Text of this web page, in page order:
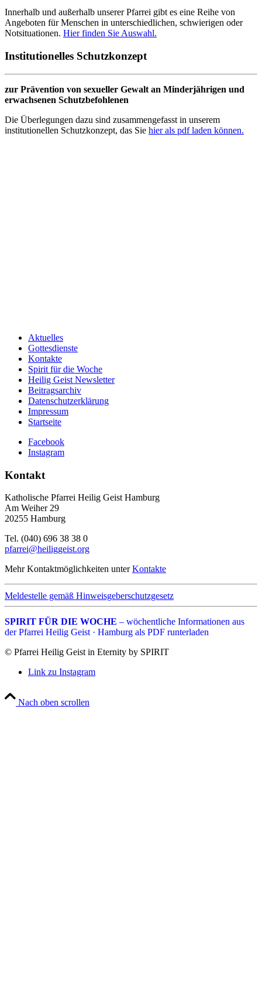
Innerhalb und außerhalb unserer Pfarrei gibt es eine Reihe von
Angeboten für Menschen in unterschiedlichen, schwierigen oder
Notsituationen. Hier finden Sie Auswahl.
Institutionelles Schutzkonzept
zur Prävention von sexueller Gewalt an Minderjährigen und
erwachsenen Schutzbefohlenen
Die Überlegungen dazu sind zusammengefasst in unserem
institutionellen Schutzkonzept, das Sie hier als pdf laden können.
Aktuelles
Gottesdienste
Kontakte
Spirit für die Woche
Heilig Geist Newsletter
Beitragsarchiv
Datenschutzerklärung
Impressum
Startseite
Facebook
Instagram
Kontakt
Katholische Pfarrei Heilig Geist Hamburg
Am Weiher 29
20255 Hamburg
Tel. (040) 696 38 38 0
pfarrei@heiliggeist.org
Mehr Kontaktmöglichkeiten unterKontakte
Meldestelle gemäß Hinweisgeberschutzgesetz
SPIRIT FÜR DIE WOCHE – wöchentliche Informationen aus
der Pfarrei Heilig Geist · Hamburg als PDF runterladen
© Pfarrei Heilig Geist in Eternity by SPIRIT
Link zu Instagram
Nach oben scrollen